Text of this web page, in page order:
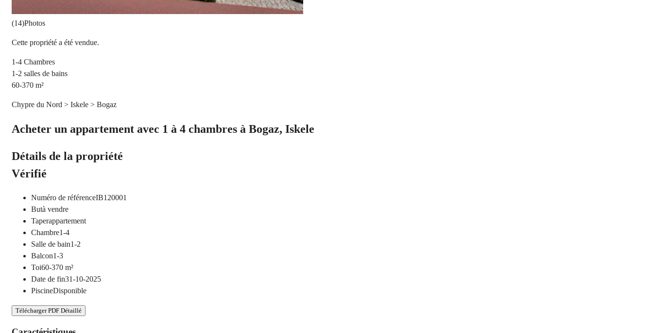
(14)Photos
Cette propriété a été vendue.
1-4 Chambres
1-2 salles de bains
60-370 m²
Chypre du Nord > Iskele > Bogaz
Acheter un appartement avec 1 à 4 chambres à Bogaz, Iskele
Détails de la propriété
Vérifié
Numéro de référenceIB120001
Butà vendre
Taperappartement
Chambre1-4
Salle de bain1-2
Balcon1-3
Toi60-370 m²
Date de fin31-10-2025
PiscineDisponible
Télécharger PDF Détaillé